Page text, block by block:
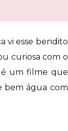
vi esse bendito
curiosa com o
é um filme que
bem água com